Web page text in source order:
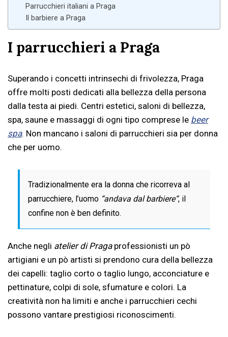
Parrucchieri italiani a Praga
Il barbiere a Praga
I parrucchieri a Praga
Superando i concetti intrinsechi di frivolezza, Praga
offre molti posti dedicati alla bellezza della persona
dalla testa ai piedi. Centri estetici, saloni di bellezza,
spa, saune e massaggi di ogni tipo comprese le beer
spa. Non mancano i saloni di parrucchieri sia per donna
che per uomo.
Tradizionalmente era la donna che ricorreva al
parrucchiere, l’uomo “andava dal barbiere“, il
confine non è ben definito.
Anche negli atelier di Pragaprofessionisti un pò
artigiani e un pò artisti si prendono cura della bellezza
dei capelli: taglio corto o taglio lungo, acconciature e
pettinature, colpi di sole, sfumature e colori. La
creatività non ha limiti e anche i parrucchieri cechi
possono vantare prestigiosi riconoscimenti.